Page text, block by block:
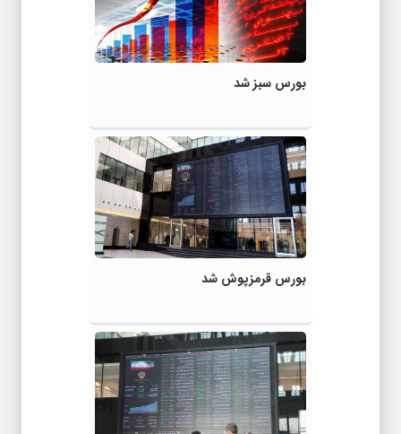
بورس سبز شد
بورس قرمزپوش شد